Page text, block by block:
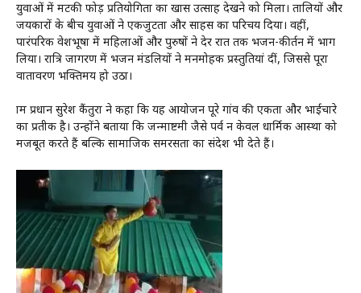
युवाओं में मटकी फोड़ प्रतियोगिता का खास उत्साह देखने को मिला। तालियों और
जयकारों के बीच युवाओं ने एकजुटता और साहस का परिचय दिया। वहीं,
पारंपरिक वेशभूषा में महिलाओं और पुरुषों ने देर रात तक भजन-कीर्तन में भाग
लिया। रात्रि जागरण में भजन मंडलियों ने मनमोहक प्रस्तुतियां दीं, जिससे पूरा
वातावरण भक्तिमय हो उठा।
ग्राम प्रधान सुरेश कैंतुरा ने कहा कि यह आयोजन पूरे गांव की एकता और भाईचारे
का प्रतीक है। उन्होंने बताया कि जन्माष्टमी जैसे पर्व न केवल धार्मिक आस्था को
मजबूत करते हैं बल्कि सामाजिक समरसता का संदेश भी देते हैं।